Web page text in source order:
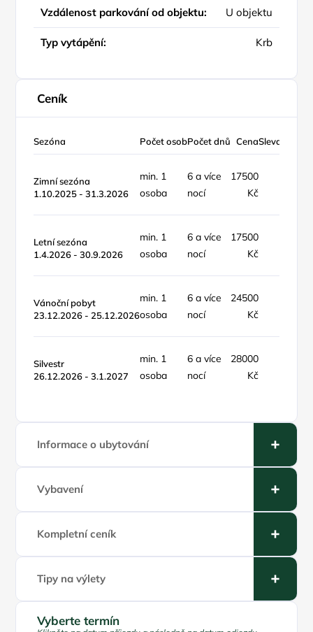
Vzdálenost parkování od objektu: U objektu
Typ vytápění: Krb
Ceník
Sezóna Počet osobPočet dnů CenaSleva %
Zimní sezóna
1.10.2025 - 31.3.2026
min. 1
osoba
6 a více
nocí
17500
Kč
Letní sezóna
1.4.2026 - 30.9.2026
min. 1
osoba
6 a více
nocí
17500
Kč
Vánoční pobyt
23.12.2026 - 25.12.2026
min. 1
osoba
6 a více
nocí
24500
Kč
Silvestr
26.12.2026 - 3.1.2027
min. 1
osoba
6 a více
nocí
28000
Kč
Informace o ubytování
Vybavení
Kompletní ceník
Tipy na výlety
Vyberte termín